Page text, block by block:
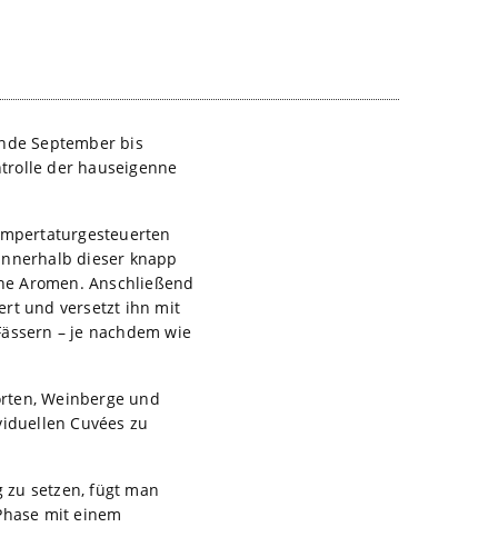
September bis
der hauseigenne
dieser knapp
Aromen. Anschließend
und versetzt ihn mit
– je nachdem wie
Weinberge und
Cuvées zu
zu setzen, fügt man
mit einem